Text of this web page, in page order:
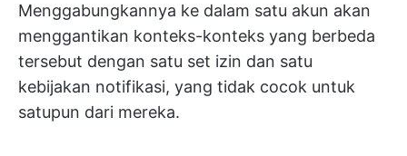
Menggabungkannya ke dalam satu akun akan
menggantikan konteks-konteks yang berbeda
tersebut dengan satu set izin dan satu
kebijakan notifikasi, yang tidak cocok untuk
satupun dari mereka.